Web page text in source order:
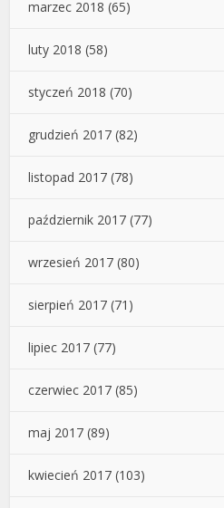
marzec 2018 (65)
luty 2018 (58)
styczeń 2018 (70)
grudzień 2017 (82)
listopad 2017 (78)
październik 2017 (77)
wrzesień 2017 (80)
sierpień 2017 (71)
lipiec 2017 (77)
czerwiec 2017 (85)
maj 2017 (89)
kwiecień 2017 (103)